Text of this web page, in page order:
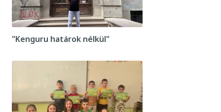
"Kenguru határok nélkül"